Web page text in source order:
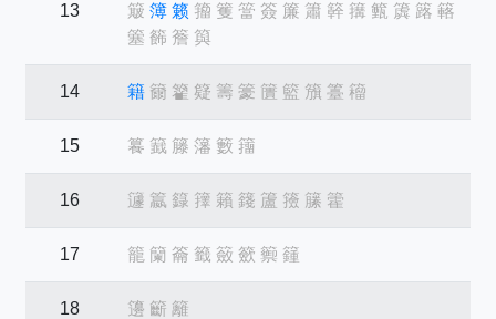
13 簸 簿 籁 籀 籆 簹 簽 簾 簫 簳 簼 籈 簴 簬 簵
簺 籂 簷 籅
14 籍 籋 籊 籎 籌 籇 籄 籃 籏 籉 籕
15 籑 籖 籐 籓 籔 籒
16 籧 籝 籙 籜 籟 籛 籚 籡 籘 籗
17 籠 籣 籥 籤 籢 籨 籞 籦
18 籩 籪 籬